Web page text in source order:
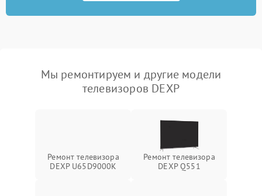
Мы ремонтируем и другие модели
телевизоров DEXP
Ремонт телевизора
DEXP U65D9000K
Ремонт телевизора
DEXP Q551